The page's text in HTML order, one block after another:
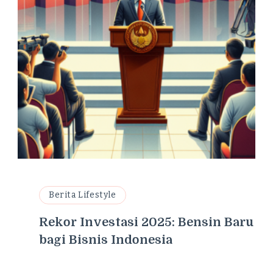
Berita Lifestyle
Rekor Investasi 2025: Bensin Baru
bagi Bisnis Indonesia